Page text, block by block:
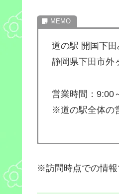
道の駅 開国下田
静岡県下田市外
営業時間：9:00
※道の駅全体の
※訪問時点での情報